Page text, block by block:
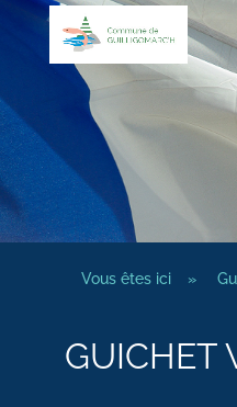
Vous êtes ici »
GUICHET